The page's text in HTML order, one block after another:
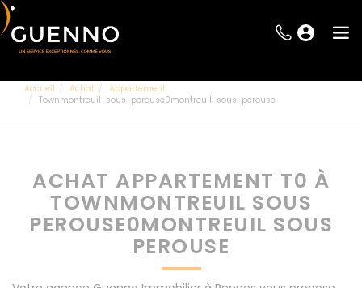
Accueil Achat
Appartement
Townmontreuil-sous-perouse0montreuil-sous-perouse
ACHAT APPARTEMENT T0 À
TOWNMONTREUIL SOUS
PEROUSE0MONTREUIL SOUS
PEROUSE